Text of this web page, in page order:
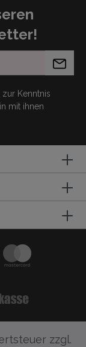
zur Kenntnis
mit ihnen
zzgl.